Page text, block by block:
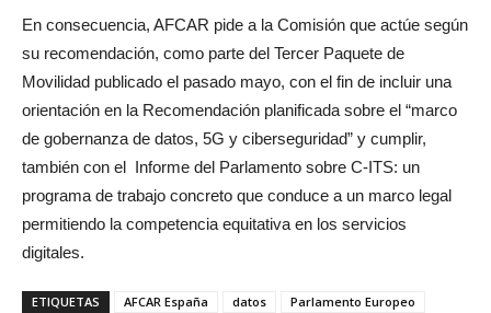
En consecuencia, AFCAR pide a la Comisión que actúe según
su recomendación, como parte del Tercer Paquete de
Movilidad publicado el pasado mayo, con el fin de incluir una
orientación en la Recomendación planificada sobre el “marco
de gobernanza de datos, 5G y ciberseguridad” y cumplir,
también con el Informe del Parlamento sobre C-ITS: un
programa de trabajo concreto que conduce a un marco legal
permitiendo la competencia equitativa en los servicios
digitales.
ETIQUETAS AFCAR España datos Parlamento Europeo